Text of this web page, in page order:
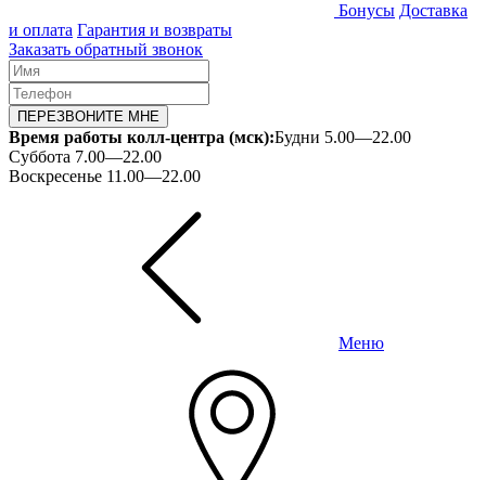
Бонусы Доставка
и оплата Гарантия и возвраты
Заказать обратный звонок
ПЕРЕЗВОНИТЕ МНЕ
Время работы колл-центра (мск):Будни 5.00—22.00
Суббота 7.00—22.00
Воскресенье 11.00—22.00
Меню